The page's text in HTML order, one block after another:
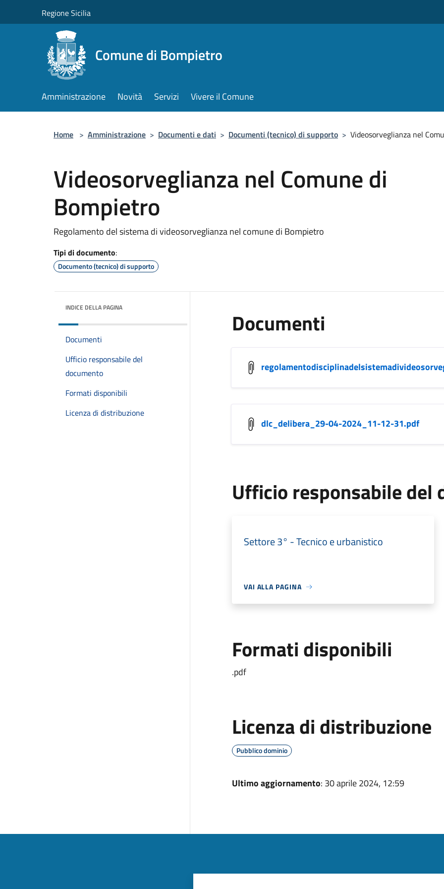
Regione Sicilia
Comune di Bompietro
Amministrazione Novità Servizi Vivere il Comune
Home > Amministrazione > Documenti e dati > Documenti (tecnico) di supporto > Videosorveglianza nel
Videosorveglianza nel Comune di
Bompietro
Regolamento del sistema di videosorveglianza nel comune di Bompietro
Tipi di documento:
Documento (tecnico) di supporto
INDICE DELLA PAGINA
Documenti
Ufficio responsabile del
documento
Formati disponibili
Licenza di distribuzione
Documenti
dlc_delibera_29-04-2024_11-12-31.pdf
Ufficio responsabile del
Settore 3° - Tecnico e urbanistico
VAI ALLA PAGINA
Formati disponibili
.pdf
Licenza di distribuzione
Pubblico dominio
Ultimo aggiornamento: 30 aprile 2024, 12:59